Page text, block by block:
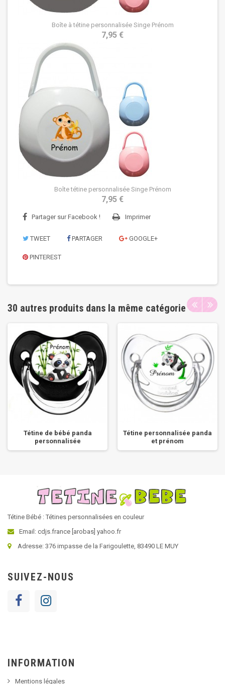
Boîte à tétine personnalisée Singe Prénom
7,95 €
Boîte tétine personnalisée Singe Prénom
7,95 €
Partager sur Facebook ! Imprimer
TWEET PARTAGER GOOGLE+
PINTEREST
30 autres produits dans la même catégorie
Tétine de bébé panda
personnalisée
Tétine personnalisée panda
et prénom
Tétine Bébé : Tétines personnalisées en couleur
Email: cdjs.france [arobas] yahoo.fr
Adresse: 376 impasse de la Farigoulette, 83490 LE MUY
SUIVEZ-NOUS
INFORMATION
Mentions légales